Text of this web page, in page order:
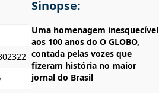
Sinopse:
Uma homenagem inesquecível
aos 100 anos do O GLOBO,
contada pelas vozes que
fizeram história no maior
jornal do Brasil